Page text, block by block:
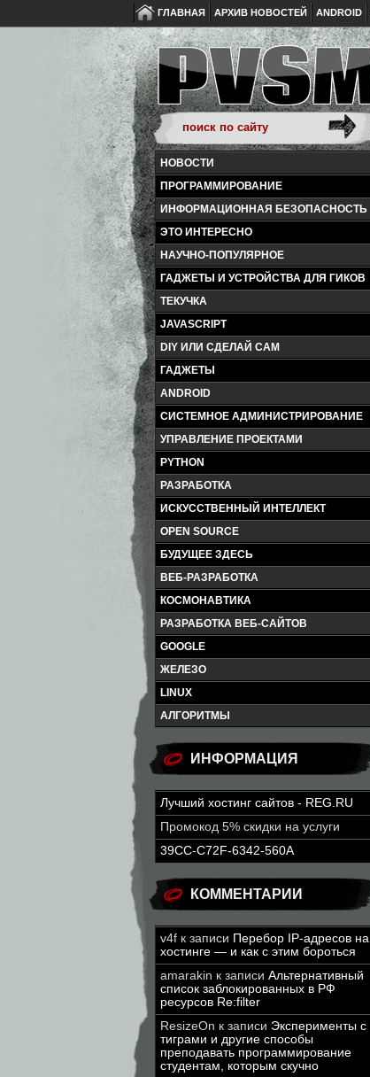
ГЛАВНАЯ АРХИВ НОВОСТЕЙ ANDROID
НОВОСТИ
ПРОГРАММИРОВАНИЕ
ИНФОРМАЦИОННАЯ БЕЗОПАСНОСТЬ
ЭТО ИНТЕРЕСНО
НАУЧНО-ПОПУЛЯРНОЕ
ГАДЖЕТЫ И УСТРОЙСТВА ДЛЯ ГИКОВ
ТЕКУЧКА
JAVASCRIPT
DIY ИЛИ СДЕЛАЙ САМ
ГАДЖЕТЫ
ANDROID
СИСТЕМНОЕ АДМИНИСТРИРОВАНИЕ
УПРАВЛЕНИЕ ПРОЕКТАМИ
PYTHON
РАЗРАБОТКА
ИСКУССТВЕННЫЙ ИНТЕЛЛЕКТ
OPEN SOURCE
БУДУЩЕЕ ЗДЕСЬ
ВЕБ-РАЗРАБОТКА
КОСМОНАВТИКА
РАЗРАБОТКА ВЕБ-САЙТОВ
GOOGLE
ЖЕЛЕЗО
LINUX
АЛГОРИТМЫ
ИНФОРМАЦИЯ
Лучший хостинг сайтов - REG.RU
Промокод 5% скидки на услуги
39CC-C72F-6342-560A
КОММЕНТАРИИ
v4f к записи Перебор IP-адресов на
хостинге — и как с этим бороться
amarakin к записи Альтернативный
список заблокированных в РФ
ресурсов Re:filter
ResizeOn к записи Эксперименты с
тиграми и другие способы
преподавать программирование
студентам, которым скучно